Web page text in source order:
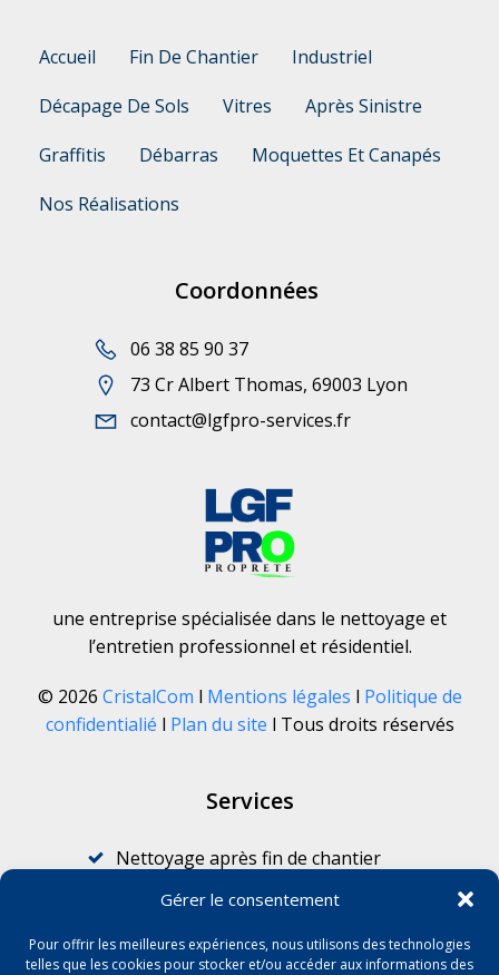
Gérer le consentement
Pour offrir les meilleures expériences, nous utilisons des technologies
telles que les cookies pour stocker et/ou accéder aux informations des
Accueil Fin De Chantier
Industriel
Décapage De Sols
Vitres
Après Sinistre
Graffitis
Débarras
Moquettes Et Canapés
Nos Réalisations
Coordonnées
06 38 85 90 37
73 Cr Albert Thomas, 69003 Lyon
contact@lgfpro-services.fr
une entreprise spécialisée dans le nettoyage et
l’entretien professionnel et résidentiel.
© 2026 CristalCom l Mentions légales l Politique de
confidentialié l Plan du site l Tous droits réservés
Services
Nettoyage après fin de chantier
Nettoyage pour professionnels
Graffitis